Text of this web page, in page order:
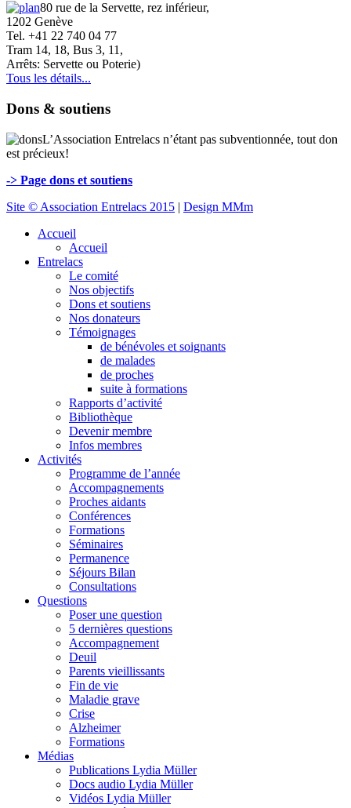
80 rue de la Servette, rez inférieur,
1202 Genève
Tel. +41 22 740 04 77
Tram 14, 18, Bus 3, 11,
Arrêts: Servette ou Poterie)
Tous les détails...
Dons & soutiens
L’Association Entrelacs n’étant pas subventionnée, tout don
est précieux!
-> Page dons et soutiens
Site © Association Entrelacs 2015 | Design MMm
Accueil
Accueil
Entrelacs
Le comité
Nos objectifs
Dons et soutiens
Nos donateurs
Témoignages
de bénévoles et soignants
de malades
de proches
suite à formations
Rapports d’activité
Bibliothèque
Devenir membre
Infos membres
Activités
Programme de l’année
Accompagnements
Proches aidants
Conférences
Formations
Séminaires
Permanence
Séjours Bilan
Consultations
Questions
Poser une question
5 dernières questions
Accompagnement
Deuil
Parents vieillissants
Fin de vie
Maladie grave
Crise
Alzheimer
Formations
Médias
Publications Lydia Müller
Docs audio Lydia Müller
Vidéos Lydia Müller